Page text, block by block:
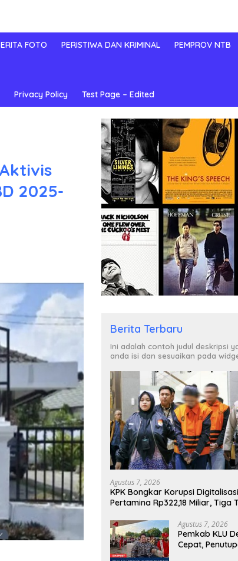
FOTO PERISTIWA DAN KRIMINAL PEMPROV NTB
Privacy Policy Test Page – Edited
2025-
Berita Terbaru
Ini adalah contoh judul deskripsi
anda isi dan sesuaikan pada
Agustus 7, 2026
KPK Bongkar Korupsi Digitalisasi
Pertamina Rp322,18 Miliar, Tiga
Agustus 7, 2026
Pemkab KLU
Cepat,